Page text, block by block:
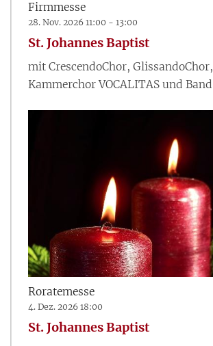
Firmmesse
28. Nov. 2026 11:00 - 13:00
St. Johannes Baptist
mit CrescendoChor, GlissandoChor,
Kammerchor VOCALITAS und Band
Roratemesse
4. Dez. 2026 18:00
St. Johannes Baptist